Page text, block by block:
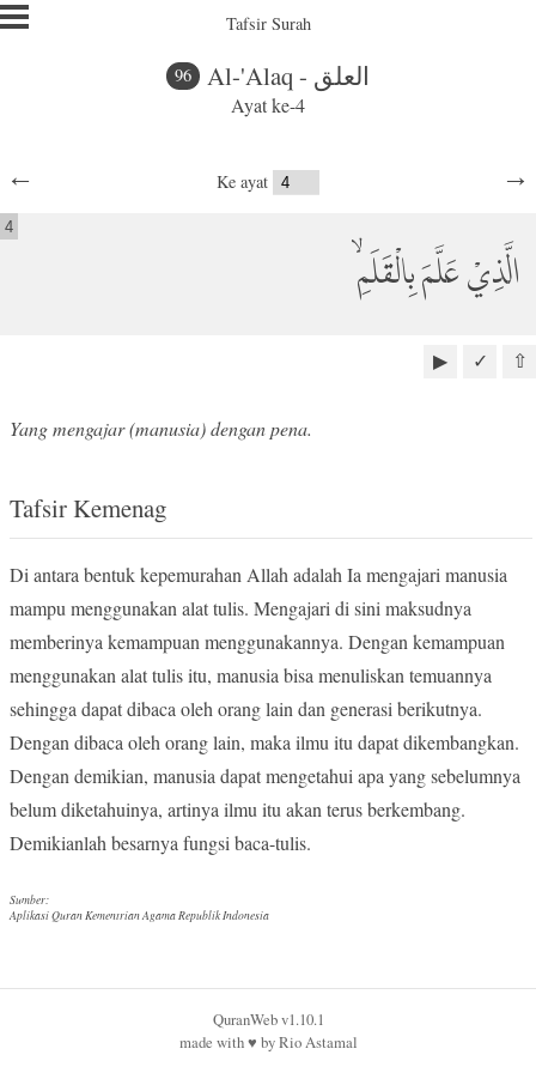
Tafsir Surah
96 Al-'Alaq - العلق
Ayat ke-4
← →
Ke ayat
الَّذِيْ عَلَّمَ بِالْقَلَمِۙ
4
⇧
✓
▶
Yang mengajar (manusia) dengan pena.
Tafsir Kemenag
Di antara bentuk kepemurahan Allah adalah Ia mengajari manusia
mampu menggunakan alat tulis. Mengajari di sini maksudnya
memberinya kemampuan menggunakannya. Dengan kemampuan
menggunakan alat tulis itu, manusia bisa menuliskan temuannya
sehingga dapat dibaca oleh orang lain dan generasi berikutnya.
Dengan dibaca oleh orang lain, maka ilmu itu dapat dikembangkan.
Dengan demikian, manusia dapat mengetahui apa yang sebelumnya
belum diketahuinya, artinya ilmu itu akan terus berkembang.
Demikianlah besarnya fungsi baca-tulis.
Sumber:
Aplikasi Quran Kementrian Agama Republik Indonesia
QuranWeb v1.10.1
made with♥︎ byRio Astamal